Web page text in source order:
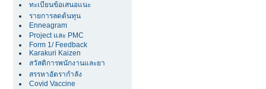
ทะเบียนข้อเสนอแนะ
รายการลดต้นทุน
Enneagram
Project และ PMC
Form 1/ Feedback
Karakuri Kaizen
สวัสดิการพนักงานและยา
สรรหาอัตรากำลัง
Covid Vaccine